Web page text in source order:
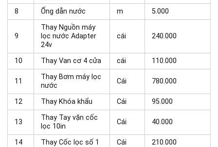
8 Ống dẫn nước m 5.000
9
Thay Nguồn máy
lọc nước Adapter
24v
cái 240.000
10 Thay Van cơ 4 cửa cái 110.000
11
Thay Bơm máy lọc
nước
Cái 780.000
12 Thay Khóa khẩu Cái 95.000
13
Thay Tay vặn cốc
lọc 10in
Cái 40.000
14 Thay Cốc lọc số 1 Cái
210.000